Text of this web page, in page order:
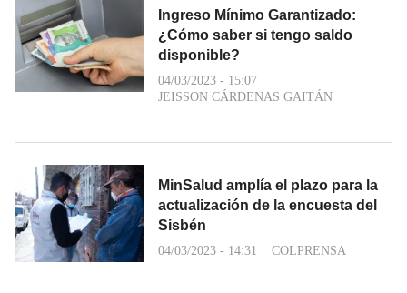
Ingreso Mínimo Garantizado:
¿Cómo saber si tengo saldo
disponible?
04/03/2023 - 15:07
JEISSON CÁRDENAS GAITÁN
MinSalud amplía el plazo para la
actualización de la encuesta del
Sisbén
04/03/2023 - 14:31 COLPRENSA